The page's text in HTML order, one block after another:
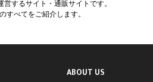
営するサイト・通販サイトです。
すべてをご紹介します。
ABOUT US